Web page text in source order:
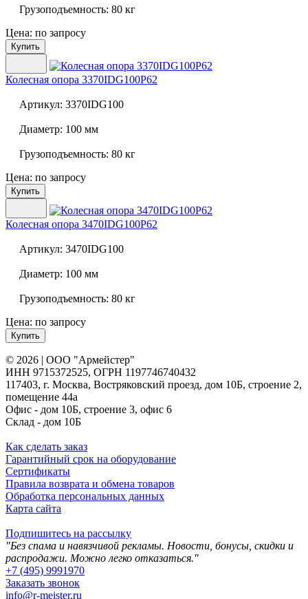
Грузоподъемность: 80 кг
Цена: по запросу
Купить
Колесная опора 3370IDG100P62
Артикул: 3370IDG100
Диаметр: 100 мм
Грузоподъемность: 80 кг
Цена: по запросу
Купить
Колесная опора 3470IDG100P62
Артикул: 3470IDG100
Диаметр: 100 мм
Грузоподъемность: 80 кг
Цена: по запросу
Купить
© 2026 | ООО "Армейстер"
ИНН 9715372525, ОГРН 1197746740432
117403, г. Москва, Востряковский проезд, дом 10Б, строение 2,
помещение 44а
Офис - дом 10Б, строение 3, офис 6
Склад - дом 10Б
Как сделать заказ
Гарантийный срок на оборудование
Сертификаты
Правила возврата и обмена товаров
Обработка персональных данных
Карта сайта
Подпишитесь на рассылку
"Без спама и навязчивой рекламы. Новости, бонусы, скидки и
распродажи. Можно легко отказаться."
+7 (495) 9991970
Заказать звонок
info@r-meister.ru